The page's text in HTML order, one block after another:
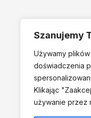
Szanujemy
Używamy
doświadczenia
Klikając
używanie przez
Należymy do